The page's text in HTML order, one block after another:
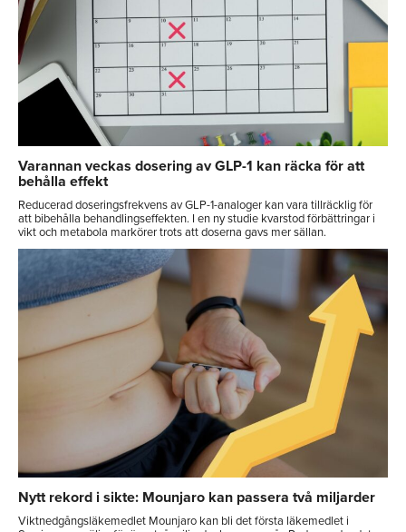
Varannan veckas dosering av GLP-1 kan räcka för att
behålla effekt
Reducerad doseringsfrekvens av GLP-1-analoger kan vara tillräcklig för
att bibehålla behandlingseffekten. I en ny studie kvarstod förbättringar i
vikt och metabola markörer trots att doserna gavs mer sällan.
Nytt rekord i sikte: Mounjaro kan passera två miljarder
Viktnedgångsläkemedlet Mounjaro kan bli det första läkemedlet i